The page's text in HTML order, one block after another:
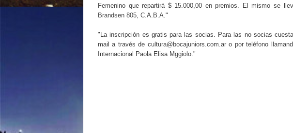
Femenino que repartirá $ 15.000,00 en premios. El mismo se
Brandsen 805, C.A.B.A."
"La inscripción es gratis para las socias. Para las no socias
mail a través de cultura@bocajuniors.com.ar o por teléfono
Internacional Paola Elisa Mggiolo."